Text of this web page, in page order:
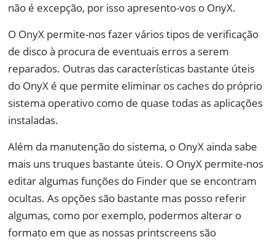
SOFTWARE
NOTEBOOKS
ANÁLISE
não é excepção, por isso apresento-vos o OnyX.
O OnyX permite-nos fazer vários tipos de verificação
de disco à procura de eventuais erros a serem
reparados. Outras das características bastante úteis
do OnyX é que permite eliminar os caches do próprio
sistema operativo como de quase todas as aplicações
instaladas.
Além da manutenção do sistema, o OnyX ainda sabe
mais uns truques bastante úteis. O OnyX permite-nos
editar algumas funções do Finder que se encontram
ocultas. As opções são bastante mas posso referir
algumas, como por exemplo, podermos alterar o
formato em que as nossas printscreens são